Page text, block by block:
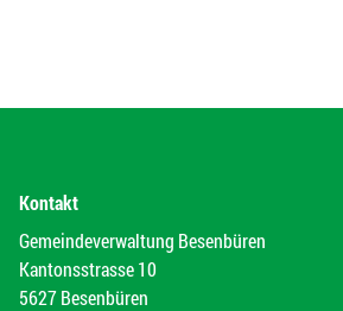
Kontakt
Gemeindeverwaltung Besenbüren
Kantonsstrasse 10
5627 Besenbüren